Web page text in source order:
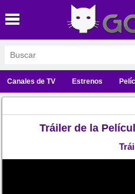
Canales de TV Estrenos
Tráiler de la